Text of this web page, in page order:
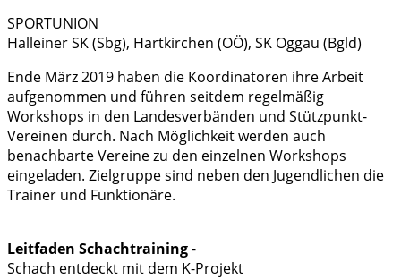
SPORTUNION
Halleiner SK (Sbg), Hartkirchen (OÖ), SK Oggau (Bgld)
Ende März 2019 haben die Koordinatoren ihre Arbeit
aufgenommen und führen seitdem regelmäßig
Workshops in den Landesverbänden und Stützpunkt-
Vereinen durch. Nach Möglichkeit werden auch
benachbarte Vereine zu den einzelnen Workshops
eingeladen. Zielgruppe sind neben den Jugendlichen die
Trainer und Funktionäre.
Leitfaden Schachtraining-
Schach entdeckt mit dem K-Projekt